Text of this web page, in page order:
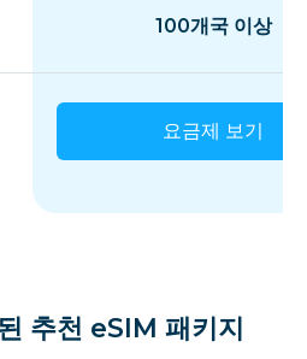
100개국 이상
요금제 보기
추천 eSIM 패키지